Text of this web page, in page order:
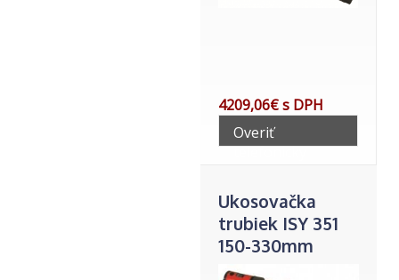
4209,06€ s DPH
Overiť
telefonicky
Ukosovačka
trubiek ISY 351
150-330mm
vnutor.